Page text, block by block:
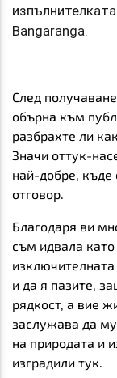
Bangaranga.
След
обърна към
разбрахте ли
Значи оттук-
най-добре, къде
отговор.
Благодаря ви
съм идвала
и да я пазите,
рядкост, а вие
заслужава да
на природата и
изградили тук.